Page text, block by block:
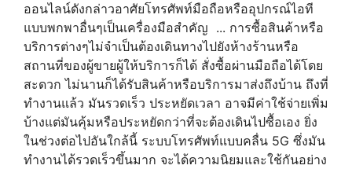
ออนไลน์ดังกล่าวอาศัยโทรศัพท์มือถือหรืออุปกรณ์ไอที
แบบพกพาอื่นๆเป็นเครื่องมือสำคัญ ... การซื้อสินค้าหรือ
บริการต่างๆไม่จำเป็นต้องเดินทางไปยังห้างร้านหรือ
สถานที่ของผู้ขายผู้ให้บริการก็ได้ สั่งซื้อผ่านมือถือได้โดย
สะดวก ไม่นานก็ได้รับสินค้าหรือบริการมาส่งถึงบ้าน ถึงที่
ทำงานแล้ว มันรวดเร็ว ประหยัดเวลา อาจมีค่าใช้จ่ายเพิ่ม
บ้างแต่มันคุ้มหรือประหยัดกว่าที่จะต้องเดินไปซื้อเอง ยิ่ง
ในช่วงต่อไปอันใกล้นี้ ระบบโทรศัพท์แบบคลื่น 5G ซึ่งมัน
ทำงานได้รวดเร็วขึ้นมาก จะได้ความนิยมและใช้กันอย่าง